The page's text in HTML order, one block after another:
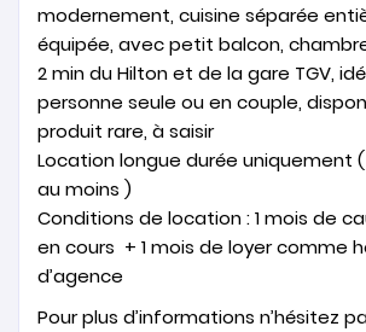
modernement, cuisine séparée
équipée, avec petit balcon,
2 min du Hilton et de la gare TGV,
personne seule ou en couple,
produit rare, à saisir
Location longue durée uniquement
au moins )
Conditions de location : 1 mois de
en cours + 1 mois de loyer comme
d’agence
Pour plus d’informations n’hésitez